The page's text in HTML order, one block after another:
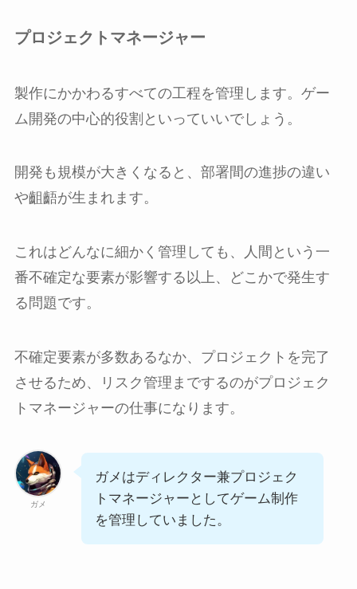
プロジェクトマネージャー
製作にかかわるすべての工程を管理します。ゲー
ム開発の中心的役割といっていいでしょう。
開発も規模が大きくなると、部署間の進捗の違い
や齟齬が生まれます。
これはどんなに細かく管理しても、人間という一
番不確定な要素が影響する以上、どこかで発生す
る問題です。
不確定要素が多数あるなか、プロジェクトを完了
させるため、リスク管理までするのがプロジェク
トマネージャーの仕事になります。
ガメ
ガメはディレクター兼プロジェク
トマネージャーとしてゲーム制作
を管理していました。